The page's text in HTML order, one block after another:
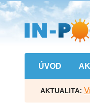
Přejít
na
hlavní
obsah
ÚVOD
AKTUALITA: